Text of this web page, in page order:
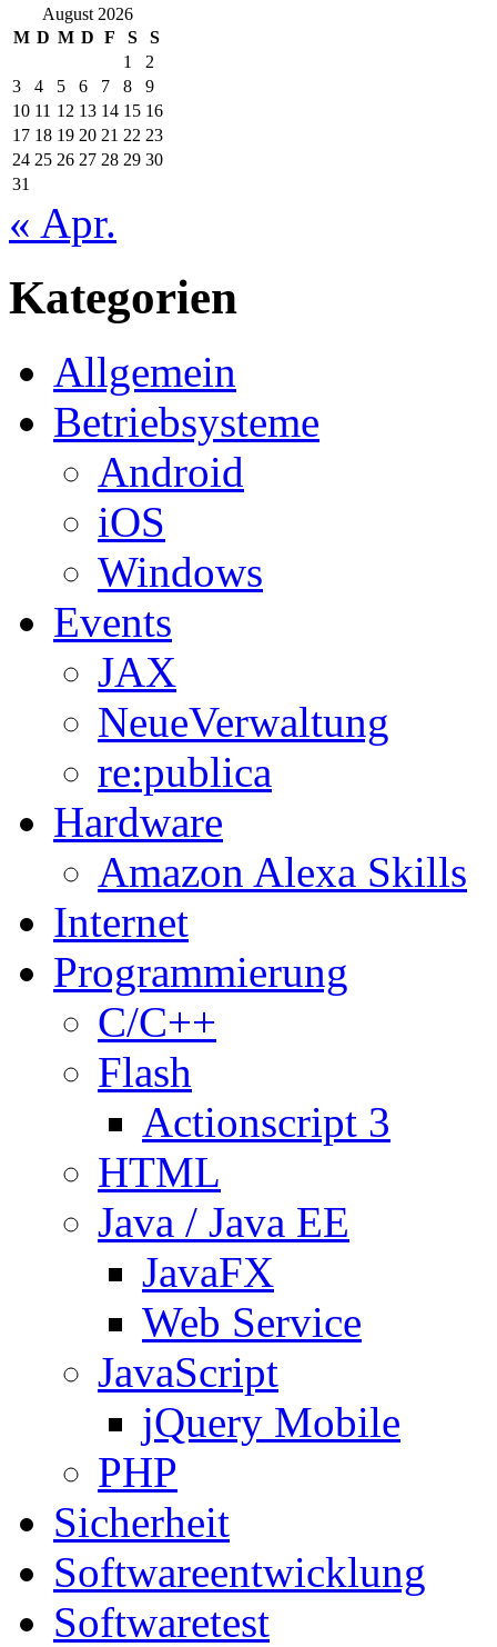
August 2026
M D M D F S
S
1
2
3
4 5 6 7 8
9
10 11 12 13 14 15 16
17 18 19 20 21 22 23
24 25 26 27 28 29 30
31
« Apr.
Kategorien
Allgemein
Betriebsysteme
Android
iOS
Windows
Events
JAX
NeueVerwaltung
re:publica
Hardware
Amazon Alexa Skills
Internet
Programmierung
C/C++
Flash
Actionscript 3
HTML
Java / Java EE
JavaFX
Web Service
JavaScript
jQuery Mobile
PHP
Sicherheit
Softwareentwicklung
Softwaretest